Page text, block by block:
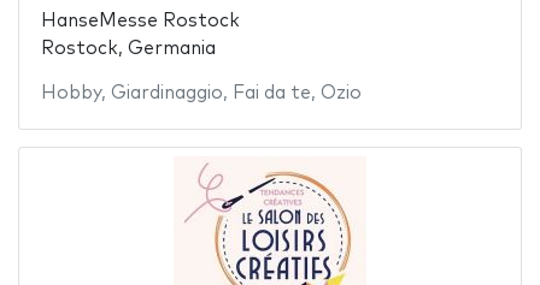
HanseMesse Rostock
Rostock, Germania
Hobby, Giardinaggio, Fai da te, Ozio